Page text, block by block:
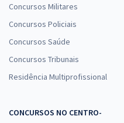
Concursos Militares
Concursos Policiais
Concursos Saúde
Concursos Tribunais
Residência Multiprofissional
CONCURSOS NO CENTRO-